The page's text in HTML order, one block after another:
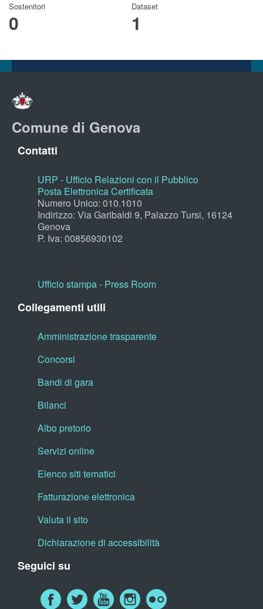
Sostenitori
0
Dataset
1
Comune di Genova
Contatti
URP - Ufficio Relazioni con il Pubblico
Posta Elettronica Certificata
Numero Unico: 010.1010
Indirizzo: Via Garibaldi 9, Palazzo Tursi, 16124
Genova
P. Iva: 00856930102
Ufficio stampa - Press Room
Collegamenti utili
Amministrazione trasparente
Concorsi
Bandi di gara
Bilanci
Albo pretorio
Servizi online
Elenco siti tematici
Fatturazione elettronica
Valuta il sito
Dichiarazione di accessibilità
Seguici su